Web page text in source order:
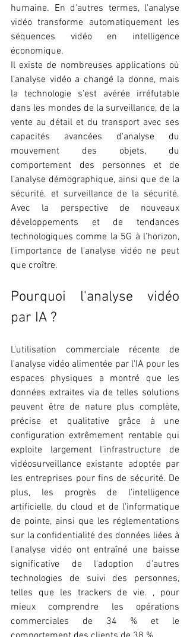
humaine. En d'autres termes, l'analyse
vidéo transforme automatiquement les
séquences vidéo en intelligence
économique.
Il existe de nombreuses applications où
l'analyse vidéo a changé la donne, mais
la technologie s'est avérée irréfutable
dans les mondes de la surveillance, de la
vente au détail et du transport avec ses
capacités avancées d'analyse du
mouvement des objets, du
comportement des personnes et de
l'analyse démographique, ainsi que de la
sécurité. et surveillance de la sécurité.
Avec la perspective de nouveaux
développements et de tendances
technologiques comme la 5G à l'horizon,
l'importance de l'analyse vidéo ne peut
que croître.
Pourquoi l'analyse vidéo
par IA ?
L'utilisation commerciale récente de
l'analyse vidéo alimentée par l'IA pour les
espaces physiques a montré que les
données extraites via de telles solutions
peuvent être de nature plus complète,
précise et qualitative grâce à une
configuration extrêmement rentable qui
exploite largement l'infrastructure de
vidéosurveillance existante adoptée par
les entreprises pour fins de sécurité. De
plus, les progrès de l'intelligence
artificielle, du cloud et de l'informatique
de pointe, ainsi que les réglementations
sur la confidentialité des données liées à
l'analyse vidéo ont entraîné une baisse
significative de l'adoption d'autres
technologies de suivi des personnes,
telles que les trackers de vie. , pour
mieux comprendre les opérations
commerciales de 34 % et le